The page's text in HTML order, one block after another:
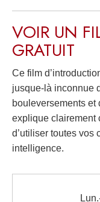
VOIR UN
GRATUIT
Ce film
jusque-là inconnue
bouleversements et
explique clairement
d’utiliser toutes vos
intelligence.
Lun.